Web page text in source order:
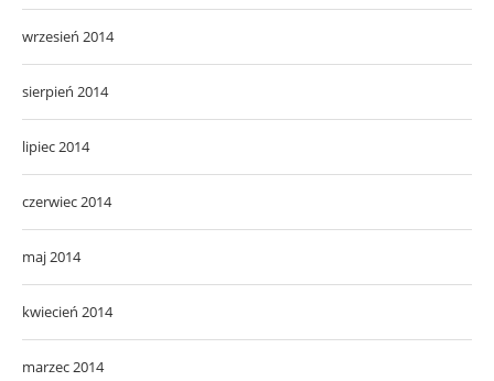
wrzesień 2014
sierpień 2014
lipiec 2014
czerwiec 2014
maj 2014
kwiecień 2014
marzec 2014